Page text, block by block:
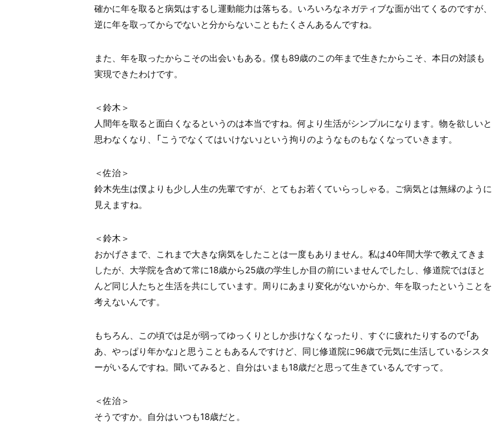
確かに年を取ると病気はするし運動能力は落ちる。いろいろなネガティブな面が出てくるのですが、
逆に年を取ってからでないと分からないこともたくさんあるんですね。
また、年を取ったからこその出会いもある。僕も89歳のこの年まで生きたからこそ、本日の対談も
実現できたわけです。
＜鈴木＞
人間年を取ると面白くなるというのは本当ですね。何より生活がシンプルになります。物を欲しいと
思わなくなり、「こうでなくてはいけない」という拘りのようなものもなくなっていきます。
＜佐治＞
鈴木先生は僕よりも少し人生の先輩ですが、とてもお若くていらっしゃる。ご病気とは無縁のように
見えますね。
＜鈴木＞
おかげさまで、これまで大きな病気をしたことは一度もありません。私は40年間大学で教えてきま
したが、大学院を含めて常に18歳から25歳の学生しか目の前にいませんでしたし、修道院ではほと
んど同じ人たちと生活を共にしています。周りにあまり変化がないからか、年を取ったということを
考えないんです。
もちろん、この頃では足が弱ってゆっくりとしか歩けなくなったり、すぐに疲れたりするので「あ
あ、やっぱり年かな」と思うこともあるんですけど、同じ修道院に96歳で元気に生活しているシスタ
ーがいるんですね。聞いてみると、自分はいまも18歳だと思って生きているんですって。
＜佐治＞
そうですか。自分はいつも18歳だと。